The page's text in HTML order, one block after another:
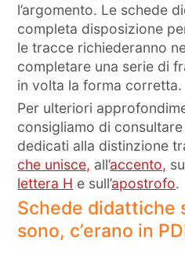
l’argomento. Le schede
completa disposizione
le tracce richiederanno
completare una serie di
in volta la forma corretta.
Per ulteriori
consigliamo di
dedicati alla distinzione
che unisce, all’accento,
lettera H e sull’apostrofo.
Schede didattiche
sono, c’erano in